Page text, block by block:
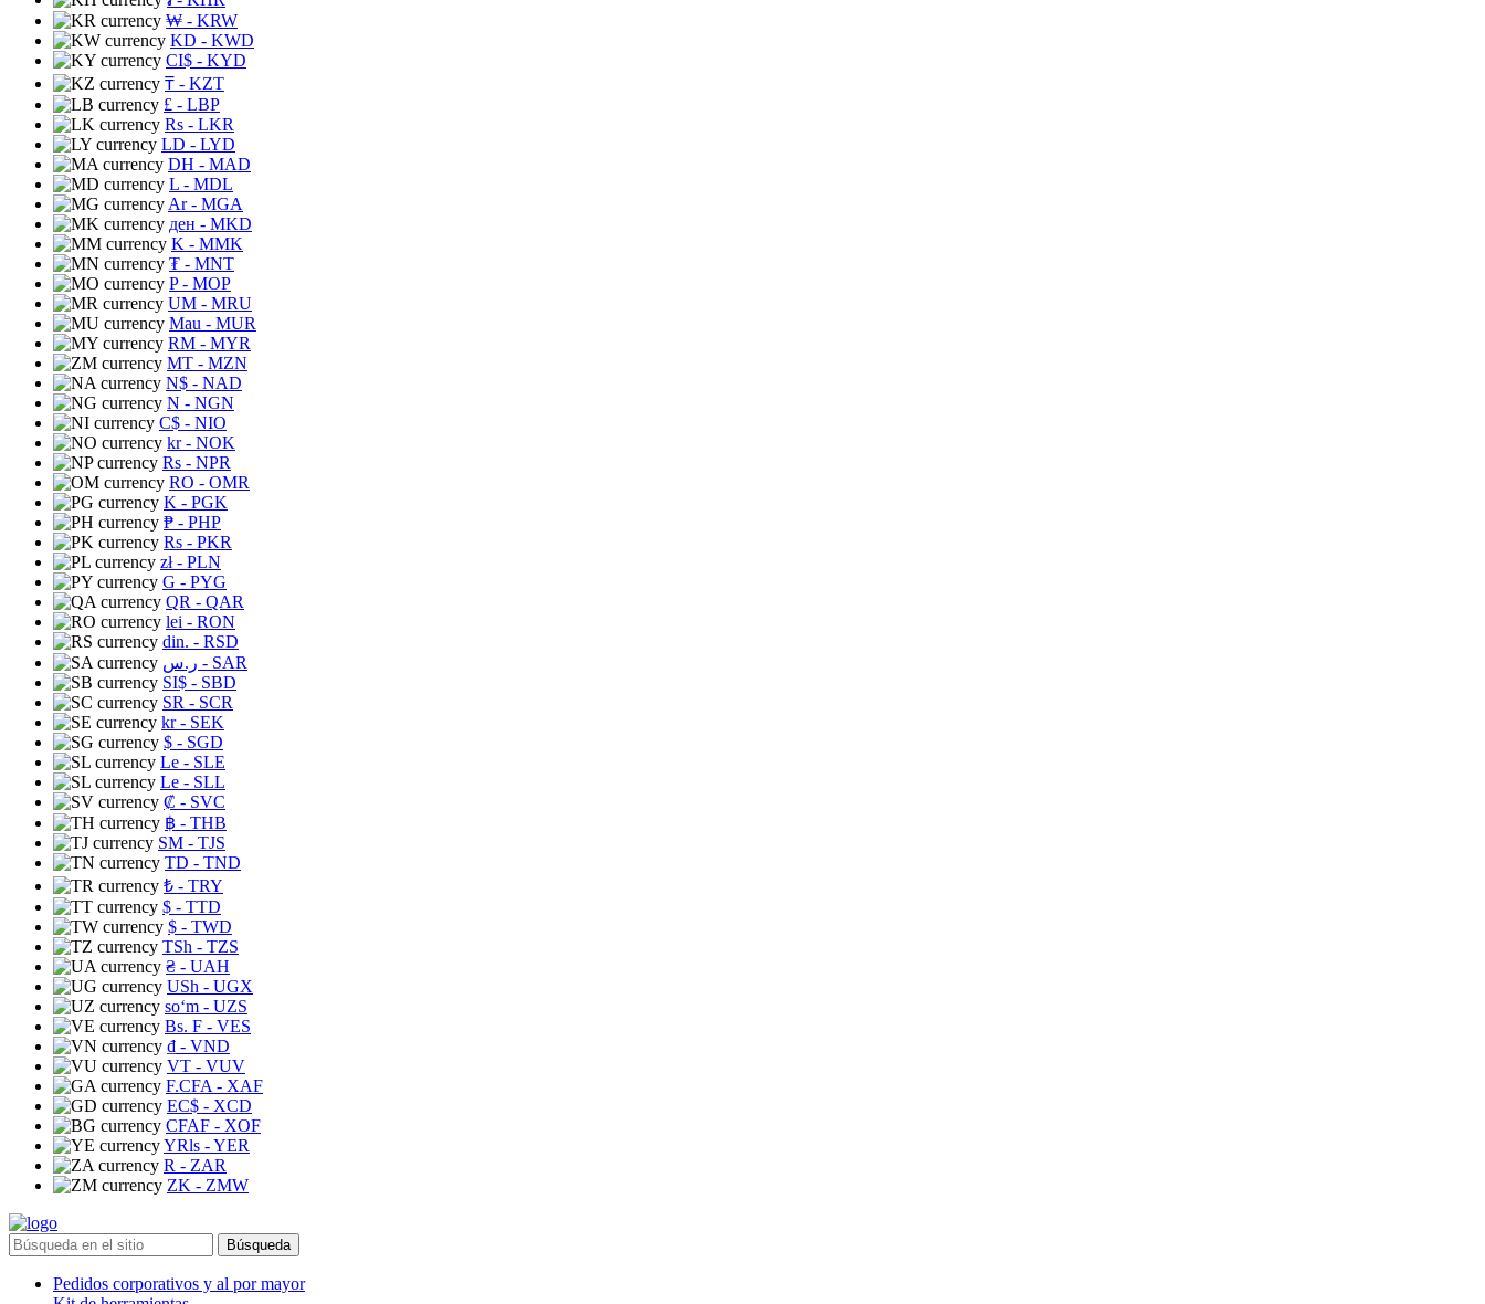
₩ - KRW
KD - KWD
CI$ - KYD
₸ - KZT
£ - LBP
Rs - LKR
LD - LYD
DH - MAD
L - MDL
Ar- MGA
ден - MKD
K - MMK
₮ - MNT
P- MOP
UM - MRU
Mau - MUR
RM - MYR
MT - MZN
N$ - NAD
N - NGN
C$ - NIO
kr- NOK
Rs - NPR
RO - OMR
K - PGK
₱ - PHP
Rs - PKR
zł- PLN
G - PYG
QR - QAR
lei - RON
din. - RSD
ر.س - SAR
SI$ - SBD
SR - SCR
kr- SEK
$ - SGD
Le - SLE
Le - SLL
₡ - SVC
฿ - THB
ЅМ - TJS
TD - TND
₺ - TRY
$ - TTD
$ - TWD
TSh - TZS
₴ - UAH
USh - UGX
soʻm - UZS
Bs. F - VES
₫ - VND
VT - VUV
F.CFA - XAF
EC$ - XCD
CFAF - XOF
YRls - YER
R - ZAR
ZK - ZMW
Búsqueda
Pedidos corporativos y al por mayor